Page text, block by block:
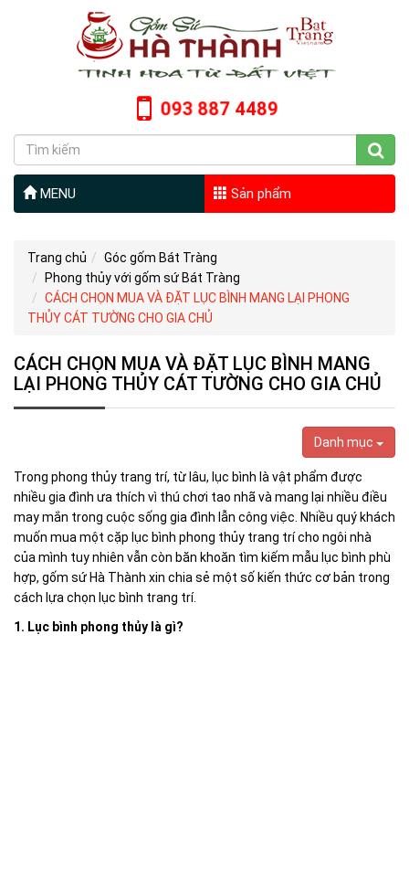
093 887 4489
MENU Sản phẩm
Trang chủ
Góc gốm Bát Tràng
Phong thủy với gốm sứ Bát Tràng
CÁCH CHỌN MUA VÀ ĐẶT LỤC BÌNH MANG LẠI PHONG
THỦY CÁT TƯỜNG CHO GIA CHỦ
CÁCH CHỌN MUA VÀ ĐẶT LỤC BÌNH MANG
LẠI PHONG THỦY CÁT TƯỜNG CHO GIA CHỦ
Danh mục
Trong phong thủy trang trí, từ lâu, lục bình là vật phẩm được
nhiều gia đình ưa thích vì thú chơi tao nhã và mang lại nhiều điều
may mắn trong cuộc sống gia đình lẫn công việc. Nhiều quý khách
muốn mua một cặp lục bình phong thủy trang trí cho ngôi nhà
của mình tuy nhiên vẫn còn băn khoăn tìm kiếm mẫu lục bình phù
hợp, gốm sứ Hà Thành xin chia sẻ một số kiến thức cơ bản trong
cách lựa chọn lục bình trang trí.
1. Lục bình phong thủy là gì?